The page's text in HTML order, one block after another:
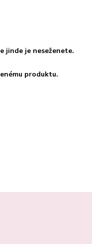
jinde je neseženete.
produktu.